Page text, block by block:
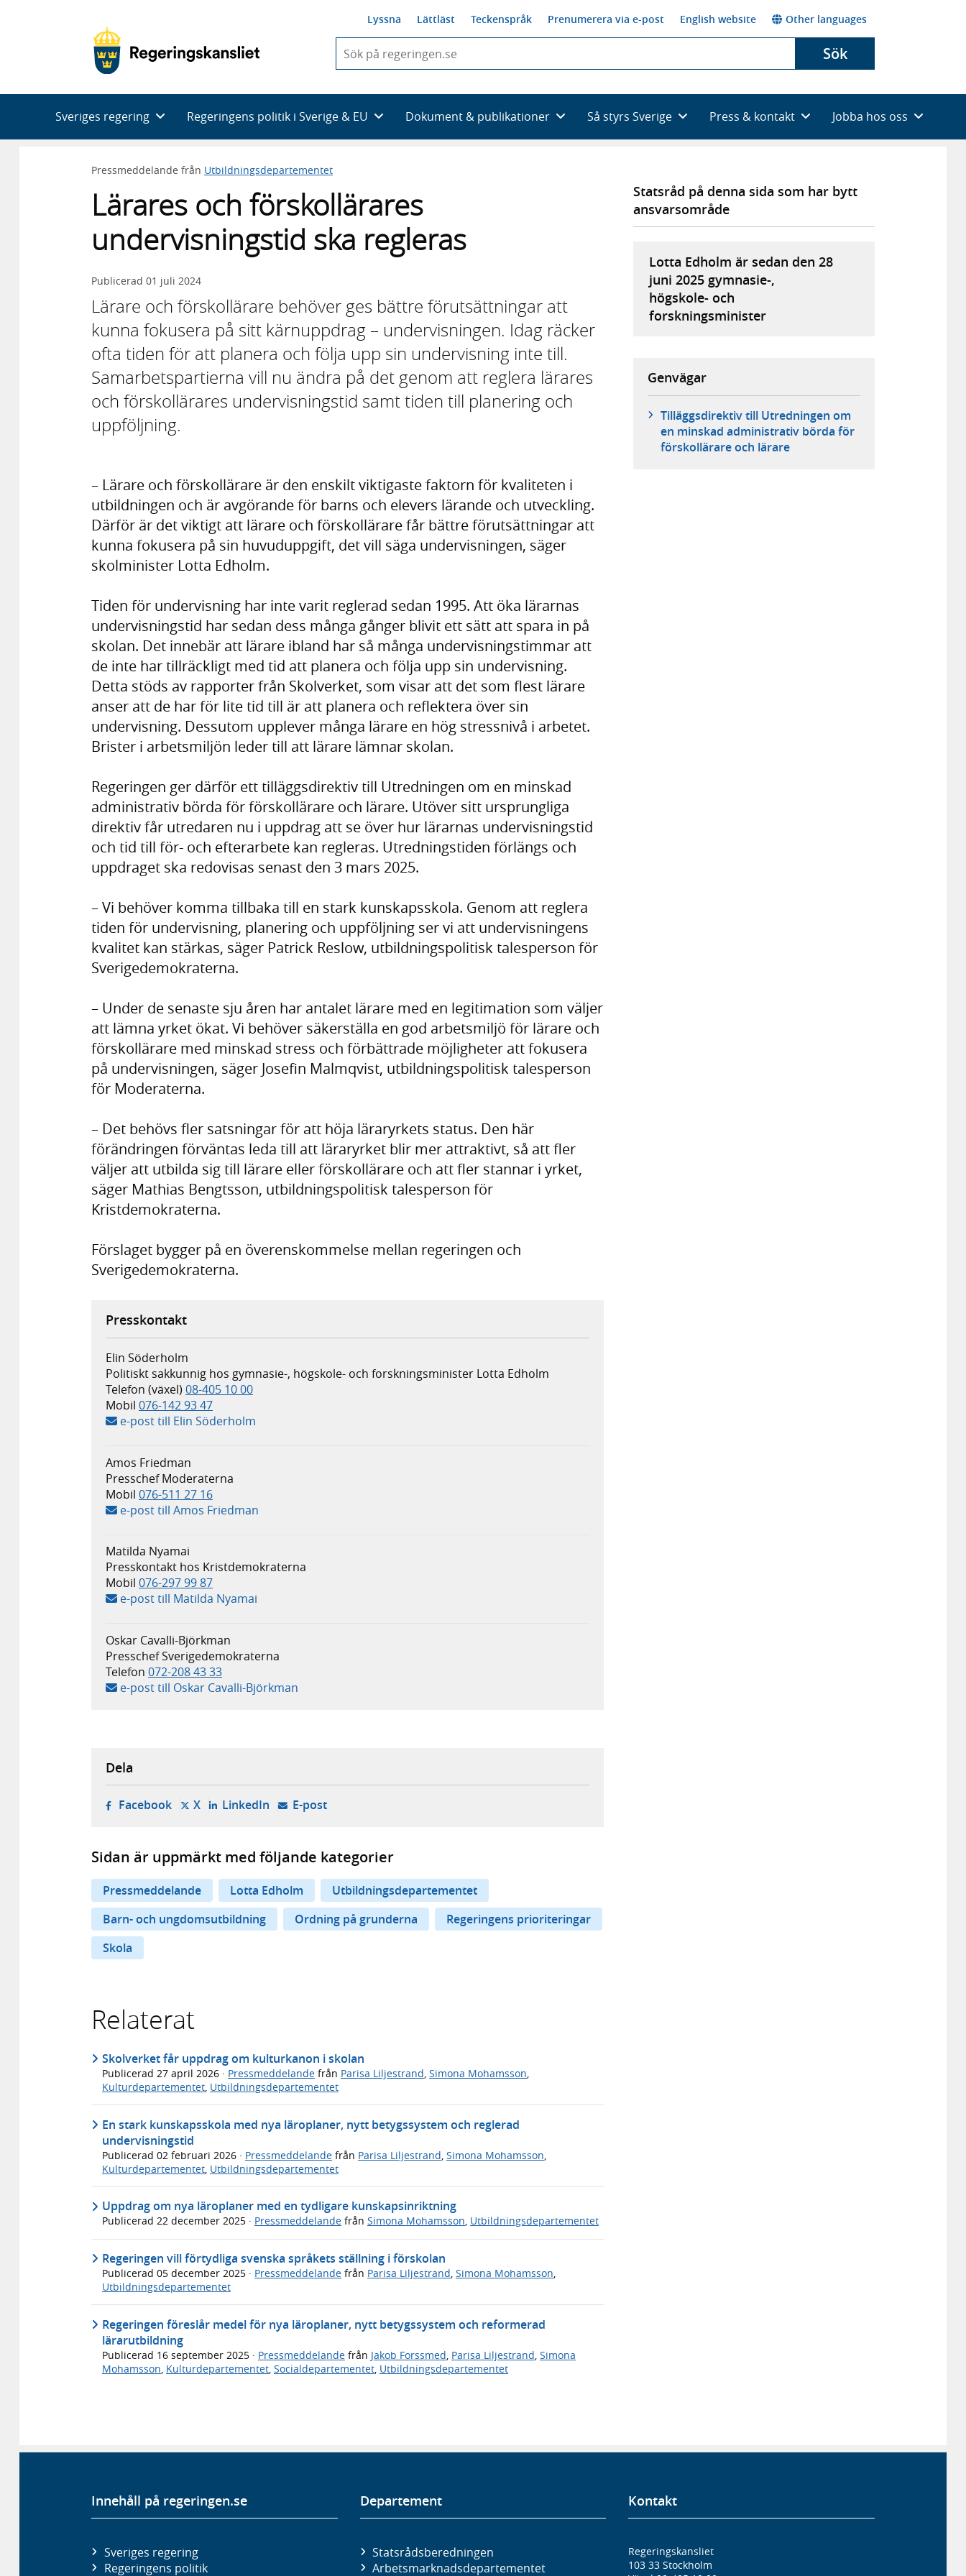
Lyssna Lättläst Teckenspråk Prenumerera via e-post English website Other languages
du
skriva
framträder
en
Sök
Sveriges regering Regeringens politik i Sverige & EU Dokument & publikationer Så styrs Sverige Press & kontakt Jobba hos oss
Pressmeddelande från Utbildningsdepartementet
Lärares och förskollärares
undervisningstid ska regleras
Publicerad 01 juli 2024
Lärare och förskollärare behöver ges bättre förutsättningar att
kunna fokusera på sitt kärnuppdrag – undervisningen. Idag räcker
ofta tiden för att planera och följa upp sin undervisning inte till.
Samarbetspartierna vill nu ändra på det genom att reglera lärares
och förskollärares undervisningstid samt tiden till planering och
uppföljning.
– Lärare och förskollärare är den enskilt viktigaste faktorn för kvaliteten i
utbildningen och är avgörande för barns och elevers lärande och utveckling.
Därför är det viktigt att lärare och förskollärare får bättre förutsättningar att
kunna fokusera på sin huvuduppgift, det vill säga undervisningen, säger
skolminister Lotta Edholm.
Tiden för undervisning har inte varit reglerad sedan 1995. Att öka lärarnas
undervisningstid har sedan dess många gånger blivit ett sätt att spara in på
skolan. Det innebär att lärare ibland har så många undervisningstimmar att
de inte har tillräckligt med tid att planera och följa upp sin undervisning.
Detta stöds av rapporter från Skolverket, som visar att det som flest lärare
anser att de har för lite tid till är att planera och reflektera över sin
undervisning. Dessutom upplever många lärare en hög stressnivå i arbetet.
Brister i arbetsmiljön leder till att lärare lämnar skolan.
Regeringen ger därför ett tilläggsdirektiv till Utredningen om en minskad
administrativ börda för förskollärare och lärare. Utöver sitt ursprungliga
direktiv får utredaren nu i uppdrag att se över hur lärarnas undervisningstid
och tid till för- och efterarbete kan regleras. Utredningstiden förlängs och
uppdraget ska redovisas senast den 3 mars 2025.
– Vi behöver komma tillbaka till en stark kunskapsskola. Genom att reglera
tiden för undervisning, planering och uppföljning ser vi att undervisningens
kvalitet kan stärkas, säger Patrick Reslow, utbildningspolitisk talesperson för
Sverigedemokraterna.
– Under de senaste sju åren har antalet lärare med en legitimation som väljer
att lämna yrket ökat. Vi behöver säkerställa en god arbetsmiljö för lärare och
förskollärare med minskad stress och förbättrade möjligheter att fokusera
på undervisningen, säger Josefin Malmqvist, utbildningspolitisk talesperson
för Moderaterna.
– Det behövs fler satsningar för att höja läraryrkets status. Den här
förändringen förväntas leda till att läraryrket blir mer attraktivt, så att fler
väljer att utbilda sig till lärare eller förskollärare och att fler stannar i yrket,
säger Mathias Bengtsson, utbildningspolitisk talesperson för
Kristdemokraterna.
Förslaget bygger på en överenskommelse mellan regeringen och
Sverigedemokraterna.
Presskontakt
Elin Söderholm
Politiskt sakkunnig hos gymnasie-, högskole- och forskningsminister Lotta Edholm
Telefon (växel) 08-405 10 00
Mobil 076-142 93 47
e-post till Elin Söderholm
Amos Friedman
Presschef Moderaterna
Mobil 076-511 27 16
e-post till Amos Friedman
Matilda Nyamai
Presskontakt hos Kristdemokraterna
Mobil 076-297 99 87
e-post till Matilda Nyamai
Oskar Cavalli-Björkman
Presschef Sverigedemokraterna
Telefon 072-208 43 33
e-post till Oskar Cavalli-Björkman
Statsråd på denna sida som har bytt
ansvarsområde
Lotta Edholm är sedan den 28
juni 2025 gymnasie-,
högskole- och
forskningsminister
Genvägar
Tilläggsdirektiv till Utredningen om
en minskad administrativ börda för
förskollärare och lärare
Dela
Facebook- öppnas i ny flik, extern webbplats,
X- öppnas i ny flik, extern webbplats,
LinkedIn- öppnas i ny flik, extern webbplats,
E-post- öppnar din e-postklient,
Sidan är uppmärkt med följande kategorier
Pressmeddelande Lotta Edholm
Utbildningsdepartementet
Barn- och ungdomsutbildning
Ordning på grunderna
Regeringens prioriteringar
Skola
Relaterat
Skolverket får uppdrag om kulturkanon i skolan
Publicerad 27 april 2026 · Pressmeddelande från Parisa Liljestrand, Simona Mohamsson,
Kulturdepartementet, Utbildningsdepartementet
En stark kunskapsskola med nya läroplaner, nytt betygssystem och reglerad
undervisningstid
Publicerad 02 februari 2026 · Pressmeddelande från Parisa Liljestrand Simona Mohamsson
Kulturdepartementet Utbildningsdepartementet
Uppdrag om nya läroplaner med en tydligare kunskapsinriktning
Publicerad 22 december 2025 · Pressmeddelande från Simona Mohamsson, Utbildningsdepartementet
Regeringen vill förtydliga svenska språkets ställning i förskolan
Publicerad 05 december 2025 · Pressmeddelande från Parisa Liljestrand, Simona Mohamsson,
Utbildningsdepartementet
Regeringen föreslår medel för nya läroplaner, nytt betygssystem och reformerad
lärarutbildning
Publicerad 16 september 2025 · Pressmeddelande från Jakob Forssmed Parisa Liljestrand Simona
Mohamsson Kulturdepartementet Socialdepartementet Utbildningsdepartementet
Innehåll på regeringen.se
Sveriges regering
Regeringens politik
Departement
Statsrådsberedningen
Arbetsmarknads­departementet
Kontakt
Regeringskansliet
103 33 Stockholm